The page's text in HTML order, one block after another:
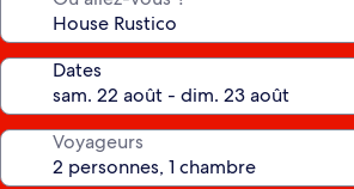
Dates
Voyageurs